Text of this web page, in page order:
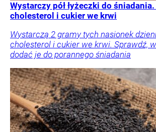
Wystarczy pół łyżeczki do
cholesterol i cukier we krwi
Wystarczą 2 gramy tych nasionek
cholesterol i cukier we krwi. Sprawdź,
dodać je do porannego śniadania